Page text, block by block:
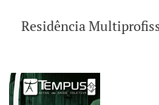
Residência